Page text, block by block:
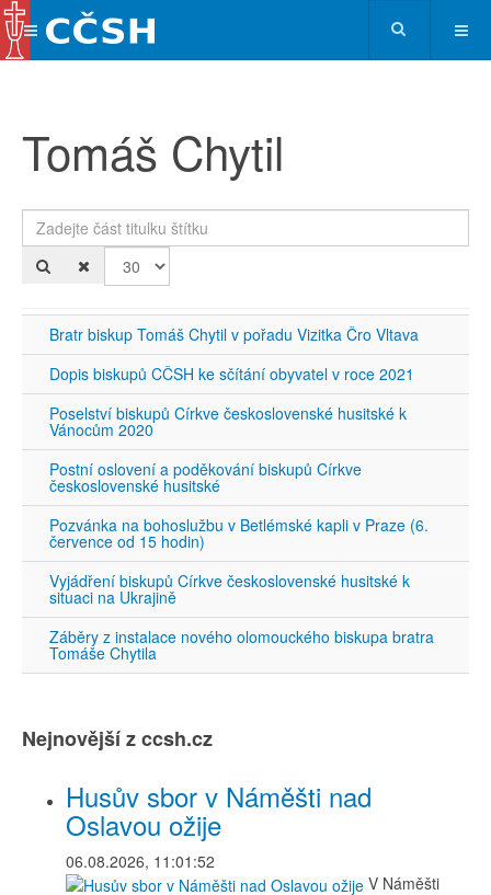
Tomáš Chytil
Zadejte část titulku štítku
Bratr biskup Tomáš Chytil v pořadu Vizitka Čro Vltava
Dopis biskupů CČSH ke sčítání obyvatel v roce 2021
Poselství biskupů Církve československé husitské k
Vánocům 2020
Postní oslovení a poděkování biskupů Církve
československé husitské
Pozvánka na bohoslužbu v Betlémské kapli v Praze (6.
července od 15 hodin)
Vyjádření biskupů Církve československé husitské k
situaci na Ukrajině
Záběry z instalace nového olomouckého biskupa bratra
Tomáše Chytila
Nejnovější z ccsh.cz
Husův sbor v Náměšti nad
Oslavou ožije
06.08.2026, 11:01:52
V Náměšti